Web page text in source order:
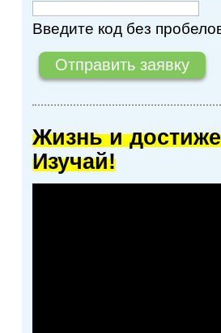
Введите код без
Жизнь и
Изучай!